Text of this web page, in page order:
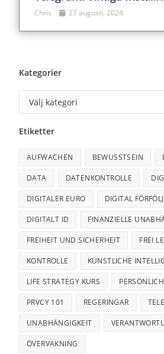
Chris 27 augusti, 2024
Kategorier
Etiketter
AUFWACHEN BEWUSSTSEIN
DATA DATENKONTROLLE
DIGITALER EURO DIGITAL
DIGITALT ID FINANZIELLE
FREIHEIT UND SICHERHEIT FREI
KONTROLLE KÜNSTLICHE
LIFE STRATEGY KURS
PRVCY 101 REGERINGAR
UNABHÄNGIGKEIT
ÖVERVAKNING